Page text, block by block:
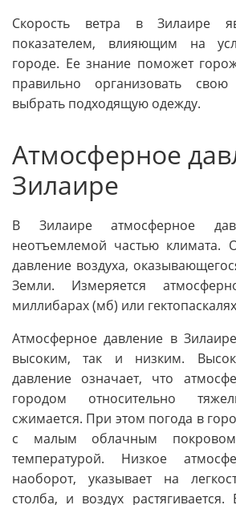
Скорость ветра в Зилаире
показателем, влияющим на
городе. Ее знание поможет
правильно организовать свою
выбрать подходящую одежду.
Атмосферное
Зилаире
В Зилаире атмосферное
неотъемлемой частью климата.
давление воздуха,
Земли. Измеряется
миллибарах (мб) или
Атмосферное давление в
высоким, так и низким.
давление означает, что
городом относительно
сжимается. При этом погода в
с малым облачным
температурой. Низкое
наоборот, указывает на
столба, и воздух растягивается.